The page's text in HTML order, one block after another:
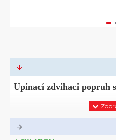
Upínací zdvíhaci popruh
Zdvíhací popruh určený na
bremien v teréne, ine použitie.Do